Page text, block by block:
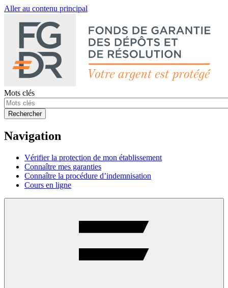
Aller au contenu principal
Mots clés
Rechercher
Navigation
Vérifier la protection de mon établissement
Connaître mes garanties
Connaître la procédure d’indemnisation
Cours en ligne